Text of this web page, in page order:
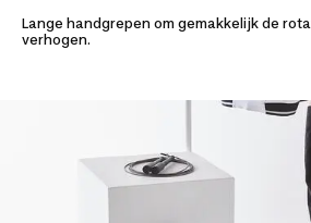
Lange handgrepen om gemakkelijk de
verhogen.